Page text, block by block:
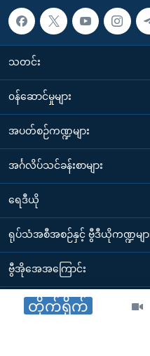
တိုက်ရိုက်
သတင်း
၀န်ဆောင်မှုများ
အပတ်စဉ်ကဏ္ဍများ
အင်္ဂလိပ်သင်ခန်းစာများ
ရေဒီယို
ရုပ်သံအစီအစဉ်နှင့် ဗွီဒီယိုကဏ္ဍမျာ
ဗွီအိုအေအကြောင်း
ဗွီအိုအေ မိုဘိုင်းလ်အက်ပ်များ ဒေ